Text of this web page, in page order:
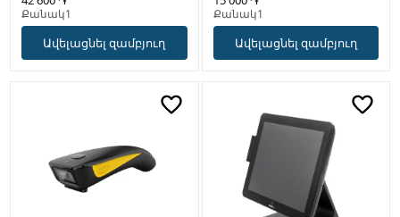
Քանակ1
Ավելացնել զամբյուղ
Քանակ1
Ավելացնել զամբյուղ